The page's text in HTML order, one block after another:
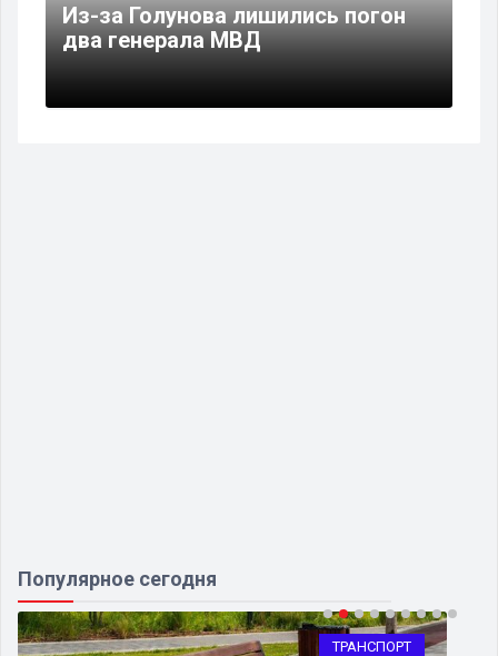
Из-за Голунова лишились погон
два генерала МВД
Популярное сегодня
ТРАНСПОРТ